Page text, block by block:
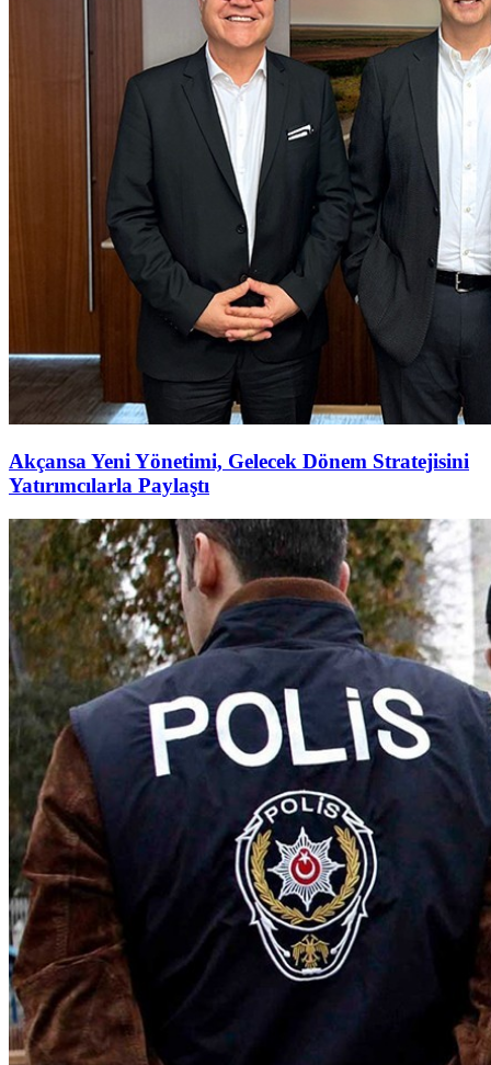
Akçansa Yeni Yönetimi, Gelecek Dönem Stratejisini
Yatırımcılarla Paylaştı